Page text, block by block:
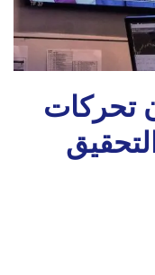
تحركات